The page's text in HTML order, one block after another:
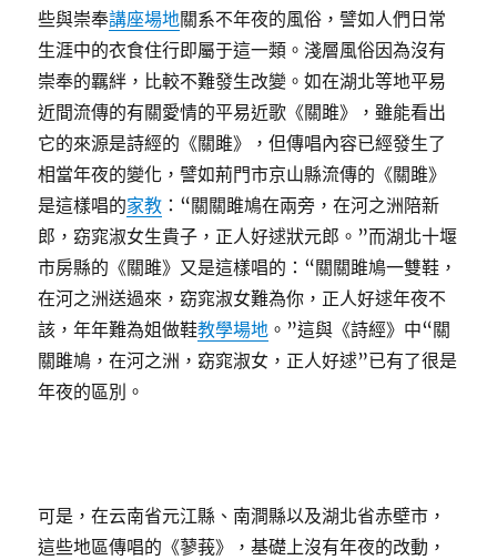
些與崇奉講座場地關系不年夜的風俗，譬如人們日常
生涯中的衣食住行即屬于這一類。淺層風俗因為沒有
崇奉的羈絆，比較不難發生改變。如在湖北等地平易
近間流傳的有關愛情的平易近歌《關雎》，雖能看出
它的來源是詩經的《關雎》，但傳唱內容已經發生了
相當年夜的變化，譬如荊門市京山縣流傳的《關雎》
是這樣唱的家教 ：“關關雎鳩在兩旁，在河之洲陪新
郎，窈窕淑女生貴子，正人好逑狀元郎。”而湖北十堰
市房縣的《關雎》又是這樣唱的：“關關雎鳩一雙鞋，
在河之洲送過來，窈窕淑女難為你，正人好逑年夜不
該，年年難為姐做鞋教學場地 。”這與《詩經》中“關
關雎鳩，在河之洲，窈窕淑女，正人好逑”已有了很是
年夜的區別。
可是，在云南省元江縣、南澗縣以及湖北省赤壁市，
這些地區傳唱的《蓼莪》，基礎上沒有年夜的改動，